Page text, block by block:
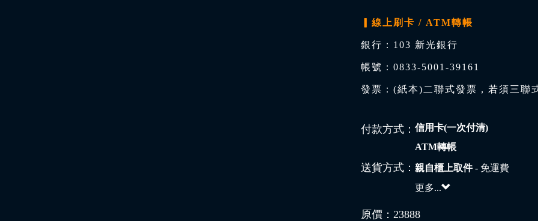
▎線上刷卡 / ATM轉帳
銀行：103 新光銀行
帳號：0833-5001-39161
發票：(紙本)二聯式發票，若須三聯
付款方式：信用卡(一次付清)
ATM轉帳
送貨方式：親自櫃上取件- 免運費
更多...
原價： 23888